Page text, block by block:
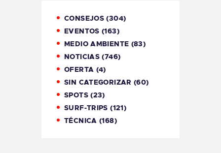
CONSEJOS (304)
EVENTOS (163)
MEDIO AMBIENTE (83)
NOTICIAS (746)
OFERTA (4)
SIN CATEGORIZAR (60)
SPOTS(23)
SURF-TRIPS (121)
TÉCNICA (168)